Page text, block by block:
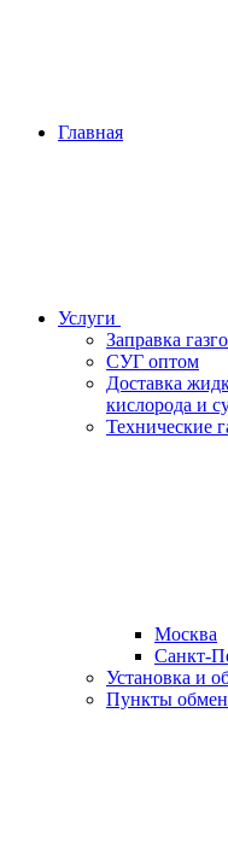
Главная
Услуги
Заправка
СУГ оптом
Доставка
кислорода и
Технические
Москва
Санкт-
Установка и
Пункты